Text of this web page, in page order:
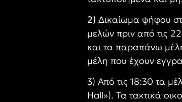
2) Δικαίωμα ψήφου
μελών πριν από τις
και τα παραπάνω
μέλη που έχουν
3) Από τις 18:30 τα
Hall»). Τα τακτικά